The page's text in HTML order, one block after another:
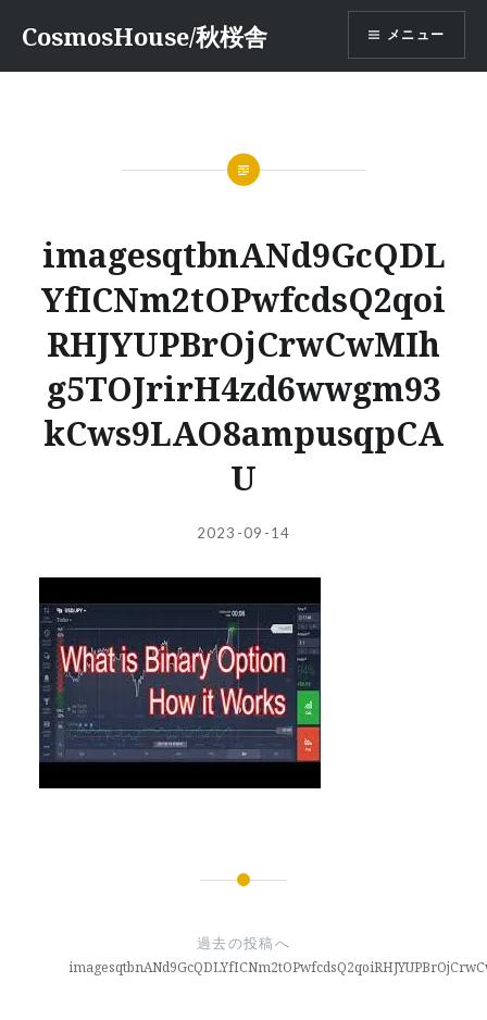
テ
CosmosHouse/秋桜舎 メニュー
imagesqtbnANd9GcQDL
YfICNm2tOPwfcdsQ2qoi
RHJYUPBrOjCrwCwMIh
g5TOJrirH4zd6wwgm93
kCws9LAO8ampusqpCA
U
投
者:
投
日:
2023-09-14
過去の投稿へ